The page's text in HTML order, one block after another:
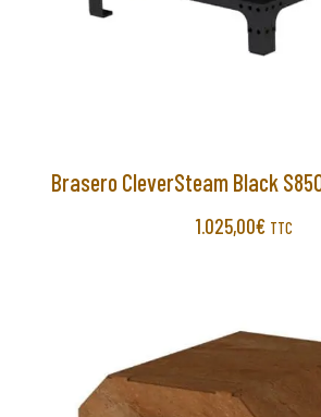
Brasero CleverSteam Black
1.025,00€ TTC